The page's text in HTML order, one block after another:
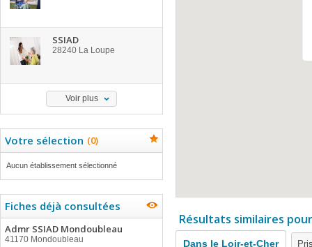
SSIAD
28240 La Loupe
Voir plus
Votre sélection (0)
Aucun établissement sélectionné
Fiches déjà consultées
Admr SSIAD Mondoubleau
41170 Mondoubleau
Résultats similaires
Dans le Loir-et-Cher